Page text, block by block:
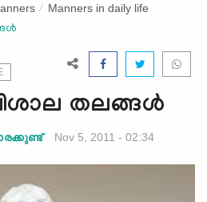
Manners in daily life
തലങ്ങള്‍
Nov 5, 2011 - 02:34